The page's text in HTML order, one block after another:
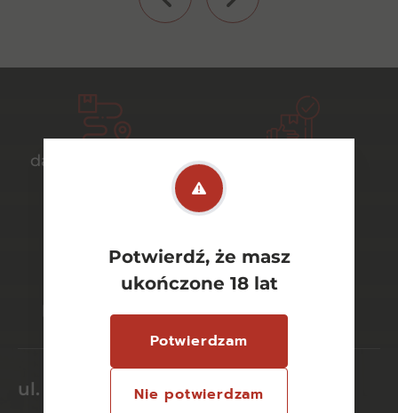
Potwierdź, że masz
ukończone 18 lat
Potwierdzam
Nie potwierdzam
darmowa dostawa
bezpieczne
szeroki wybór
ul. Dworcowa 26/6